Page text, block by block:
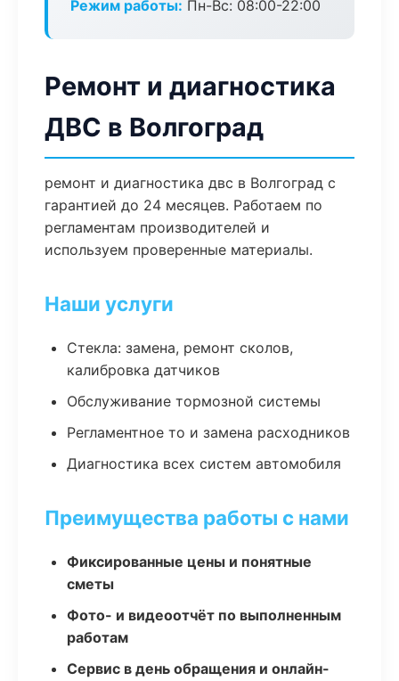
Режим работы: Пн-Вс: 08:00-22:00
Ремонт и диагностика
ДВС в Волгоград
ремонт и диагностика двс в Волгоград с
гарантией до 24 месяцев. Работаем по
регламентам производителей и
используем проверенные материалы.
Наши услуги
Стекла: замена, ремонт сколов,
калибровка датчиков
Обслуживание тормозной системы
Регламентное то и замена расходников
Диагностика всех систем автомобиля
Преимущества работы с нами
Фиксированные цены и понятные
сметы
Фото- и видеоотчёт по выполненным
работам
Сервис в день обращения и онлайн-